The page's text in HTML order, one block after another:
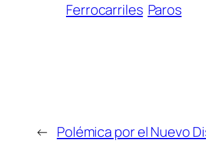
Ferrocarriles Paros
← Polémica por el Nuevo